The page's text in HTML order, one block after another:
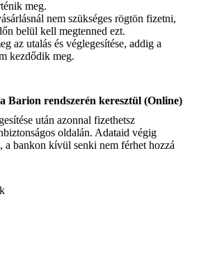
meg.
nem szükséges rögtön fizetni,
belül kell megtenned ezt.
az utalás és véglegesítése, addig a
kezdődik meg.
Barion rendszerén keresztül (Online)
után azonnal fizethetsz
oldalán. Adataid végig
a bankon kívül senki nem férhet hozzá